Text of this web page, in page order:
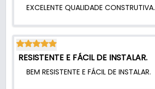
EXCELENTE QUALIDADE CONSTRUTIVA.
RESISTENTE E FÁCIL DE INSTALAR.
BEM RESISTENTE E FÁCIL DE INSTALAR.